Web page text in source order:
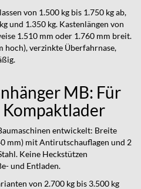
von 1.500 kg bis 1.750 kg ab,
und 1.350 kg. Kastenlängen von
1.510 mm oder 1.760 mm breit.
verzinkte Überfahrnase,
MB: Für
entwickelt: Breite
mm) mit Antirutschauflagen und 2
Keine Heckstützen
und Entladen.
von 2.700 kg bis 3.500 kg